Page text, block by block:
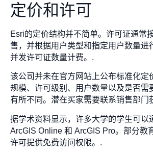
定价和许可
Esri的定价结构并不简单。许可证通常
售，并根据用户类型和指定用户数量进
并发许可证数量计费。.
该公司并未在官方网站上公布标准化
规模、许可级别、用户数量以及是否需
有所不同。潜在买家需要联系销售部门
据学术资料显示，许多大学的学生可以
ArcGIS Online 和 ArcGIS Pro。部分教
许可提供免费访问权限。.